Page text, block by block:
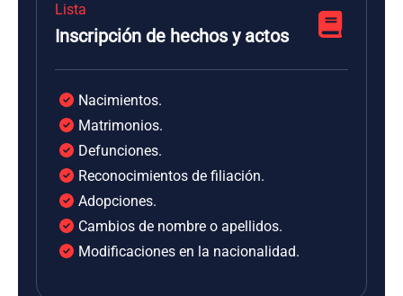
Lista
Inscripción de hechos y actos
Nacimientos.
Matrimonios.
Defunciones.
Reconocimientos de filiación.
Adopciones.
Cambios de nombre o apellidos.
Modificaciones en la nacionalidad.